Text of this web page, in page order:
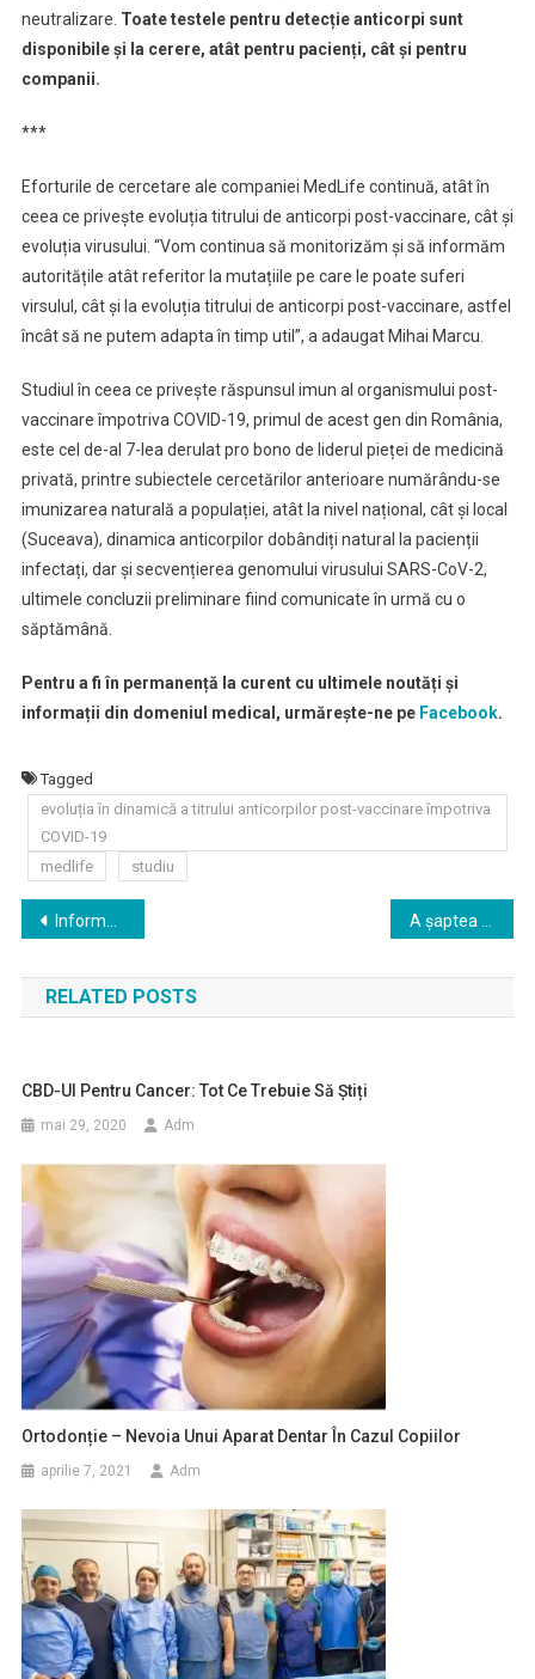
neutralizare. Toate testele pentru detecție anticorpi sunt
disponibile și la cerere, atât pentru pacienți, cât și pentru
companii.
***
Eforturile de cercetare ale companiei MedLife continuă, atât în
ceea ce privește evoluția titrului de anticorpi post-vaccinare, cât și
evoluția virusului. “Vom continua să monitorizăm și să informăm
autoritățile atât referitor la mutațiile pe care le poate suferi
virsulul, cât și la evoluția titrului de anticorpi post-vaccinare, astfel
încât să ne putem adapta în timp util”, a adaugat Mihai Marcu.
Studiul în ceea ce privește răspunsul imun al organismului post-
vaccinare împotriva COVID-19, primul de acest gen din România,
este cel de-al 7-lea derulat pro bono de liderul pieței de medicină
privată, printre subiectele cercetărilor anterioare numărându-se
imunizarea naturală a populației, atât la nivel național, cât și local
(Suceava), dinamica anticorpilor dobândiți natural la pacienții
infectați, dar și secvențierea genomului virusului SARS-CoV-2,
ultimele concluzii preliminare fiind comunicate în urmă cu o
săptămână.
Pentru a fi în permanență la curent cu ultimele noutăți și
informații din domeniul medical, urmărește-ne pe Facebook.
Tagged
evoluția în dinamică a titrului anticorpilor post-vaccinare împotriva
COVID-19
medlife
studiu
Navigare
în
articole
Informare privind administrarea vaccinului AstraZeneca
RELATED POSTS
CBD-Ul Pentru Cancer: Tot Ce Trebuie Să Știți
mai 29, 2020 Adm
Ortodonție – Nevoia Unui Aparat Dentar În Cazul Copiilor
aprilie 7, 2021 Adm